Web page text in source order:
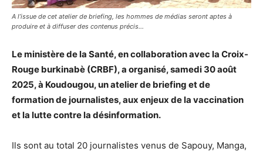
A l’issue de cet atelier de briefing, les hommes de médias seront aptes à
produire et à diffuser des contenus précis…
Le ministère de la Santé, en collaboration avec la Croix-
Rouge burkinabè (CRBF), a organisé, samedi 30 août
2025, à Koudougou, un atelier de briefing et de
formation de journalistes, aux enjeux de la vaccination
et la lutte contre la désinformation.
Ils sont au total 20 journalistes venus de Sapouy, Manga,